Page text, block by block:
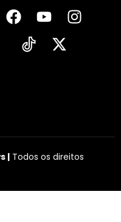
|Todos os direitos